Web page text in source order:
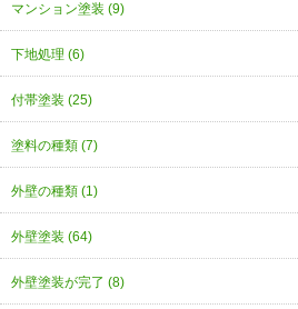
マンション塗装 (9)
下地処理 (6)
付帯塗装 (25)
塗料の種類 (7)
外壁の種類 (1)
外壁塗装 (64)
外壁塗装が完了 (8)